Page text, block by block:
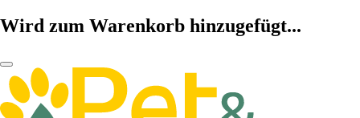
Wird zum Warenkorb hinzugefügt...